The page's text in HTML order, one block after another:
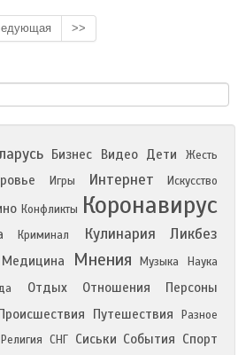
>>
Бизнес Видео Дети
Жесть
Игры Интернет Искусство
Конфликты Коронавирус
Криминал Кулинария Ликбез
Медицина Мнения Музыка Наука
Отдых Отношения Персоны
Путешествия
Разное
Религия СНГ Сиськи События Спорт